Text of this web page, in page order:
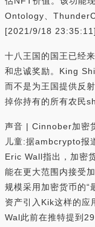
Ontology、
[2021/9/18 23:35:11]
十八王国的国王已经
和忠诚奖励。King
而不是为王国提供反
掉你持有的所有农民
声音 | Cinnober加密
儿童:据ambcrypto报
Eric Wall指出，加密
能在更大范围内接受
规模采用加密货币的“
资产引入Kik这样的应
Wal此前在推特提到